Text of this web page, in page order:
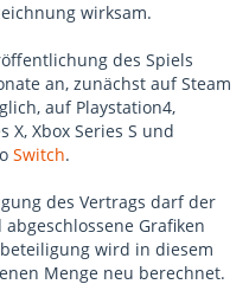
wirksam.
des Spiels
an, zunächst auf Steam
auf Playstation4,
X, Xbox Series S und
Switch.
des Vertrags darf der
Grafiken
wird in diesem
Menge neu berechnet.